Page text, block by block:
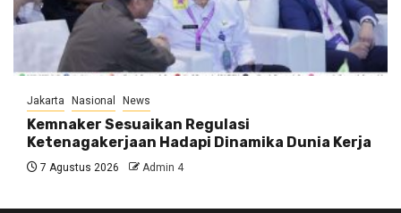
Jakarta Nasional News
Kemnaker Sesuaikan Regulasi
Ketenagakerjaan Hadapi Dinamika Dunia Kerja
7 Agustus 2026 Admin 4